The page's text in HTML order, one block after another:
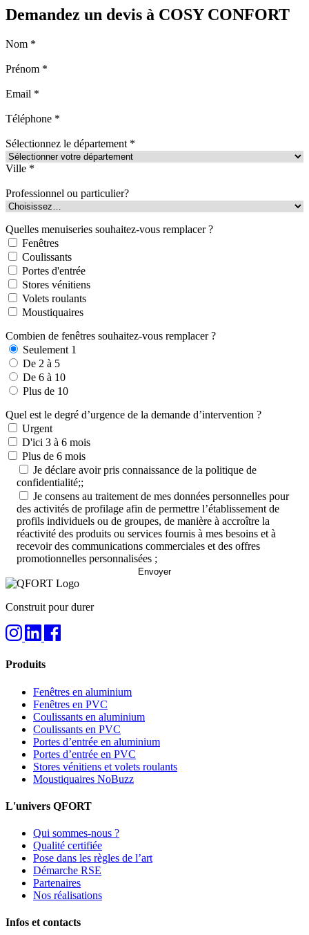
Demandez un devis à COSY CONFORT
Nom *
Prénom *
Email *
Téléphone *
Sélectionnez le département *
Ville *
Professionnel ou particulier?
Quelles menuiseries souhaitez-vous remplacer ?
Fenêtres
Coulissants
Portes d'entrée
Stores vénitiens
Volets roulants
Moustiquaires
Combien de fenêtres souhaitez-vous remplacer ?
Seulement 1
De 2 à 5
De 6 à 10
Plus de 10
Quel est le degré d’urgence de la demande d’intervention ?
Urgent
D'ici 3 à 6 mois
Plus de 6 mois
Je déclare avoir pris connaissance de la politique de
confidentialité;;
Je consens au traitement de mes données personnelles pour
des activités de profilage afin de permettre l’établissement de
profils individuels ou de groupes, de manière à accroître la
réactivité des produits ou services fournis à mes besoins et à
recevoir des communications commerciales et des offres
promotionnelles personnalisées ;
Construit pour durer
Produits
Fenêtres en aluminium
Fenêtres en PVC
Coulissants en aluminium
Coulissants en PVC
Portes d’entrée en aluminium
Portes d’entrée en PVC
Stores vénitiens et volets roulants
Moustiquaires NoBuzz
L'univers QFORT
Qui sommes-nous ?
Qualité certifiée
Pose dans les règles de l’art
Démarche RSE
Partenaires
Nos réalisations
Infos et contacts